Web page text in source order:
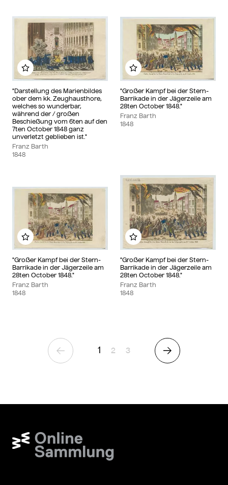
"Darstellung des Marienbildes
ober dem kk. Zeughausthore,
welches so wunderbar,
während der / großen
Beschießung vom 6ten auf den
7ten October 1848 ganz
unverletzt geblieben ist."
Franz Barth
1848
Add to my album
"Großer Kampf bei der Stern-
Barrikade in der Jägerzeile am
28ten October 1848."
Franz Barth
1848
Add to my album
"Großer Kampf bei der Stern-
Barrikade in der Jägerzeile am
28ten October 1848."
Franz Barth
1848
Add to my album
"Großer Kampf bei der Stern-
Barrikade in der Jägerzeile am
28ten October 1848."
Franz Barth
1848
Add to my album
Previous Page
1 Page
2 Page
3 Next Page
Wien Museum Online Sammlung